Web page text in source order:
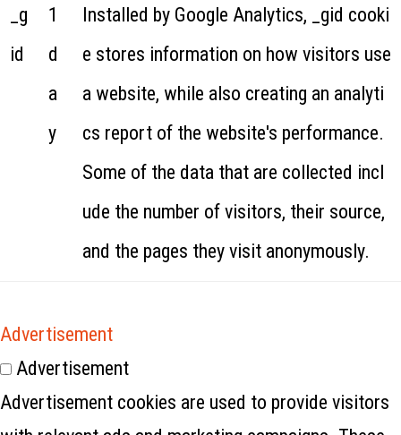
_g
id
1
d
a
y
Installed by Google Analytics, _gid cooki
e stores information on how visitors use
a website, while also creating an analyti
cs report of the website's performance.
Some of the data that are collected incl
ude the number of visitors, their source,
and the pages they visit anonymously.
Advertisement
Advertisement
Advertisement cookies are used to provide visitors